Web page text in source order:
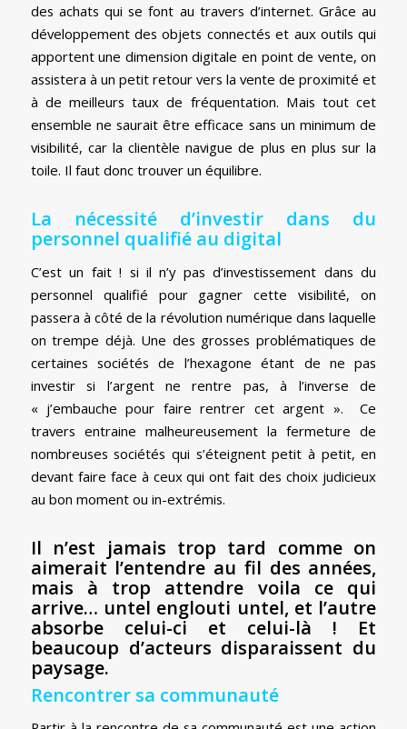
des achats qui se font au travers d’internet. Grâce au
développement des objets connectés et aux outils qui
apportent une dimension digitale en point de vente, on
assistera à un petit retour vers la vente de proximité et
à de meilleurs taux de fréquentation. Mais tout cet
ensemble ne saurait être efficace sans un minimum de
visibilité, car la clientèle navigue de plus en plus sur la
toile. Il faut donc trouver un équilibre.
La nécessité d’investir dans du
personnel qualifié au digital
C’est un fait ! si il n’y pas d’investissement dans du
personnel qualifié pour gagner cette visibilité, on
passera à côté de la révolution numérique dans laquelle
on trempe déjà. Une des grosses problématiques de
certaines sociétés de l’hexagone étant de ne pas
investir si l’argent ne rentre pas, à l’inverse de
« j’embauche pour faire rentrer cet argent ». Ce
travers entraine malheureusement la fermeture de
nombreuses sociétés qui s’éteignent petit à petit, en
devant faire face à ceux qui ont fait des choix judicieux
au bon moment ou in-extrémis.
Il n’est jamais trop tard comme on
aimerait l’entendre au fil des années,
mais à trop attendre voila ce qui
arrive… untel englouti untel, et l’autre
absorbe celui-ci et celui-là ! Et
beaucoup d’acteurs disparaissent du
paysage.
Rencontrer sa communauté